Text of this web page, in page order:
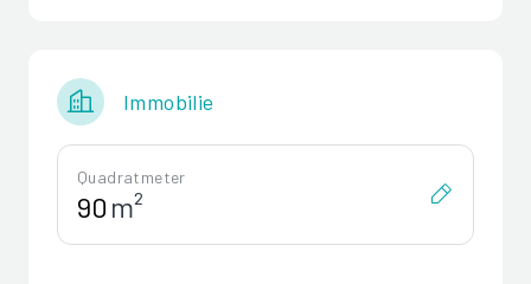
Immobilie
Quadratmeter
m²